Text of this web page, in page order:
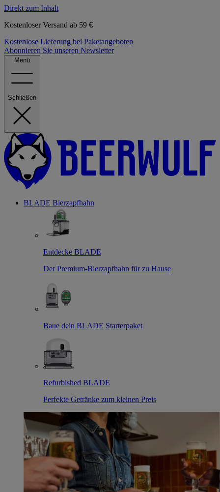
Direkt zum Inhalt
Kostenloser Versand ab 59 €
Kostenlose Lieferung bei Paketangeboten
Abonnieren Sie unseren Newsletter
Menü
Schließen
BLADE Bierzapfhahn
Entdecke BLADE
Der Premium-Bierzapfhahn für zu Hause
Baue dein BLADE Starterpaket
Refurbished BLADE
Perfekte Getränke zum kleinen Preis